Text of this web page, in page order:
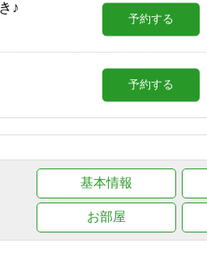
プラン
予約する
プラン
予約する
予約する
♪
予約する
予約する
基本情報
お部屋